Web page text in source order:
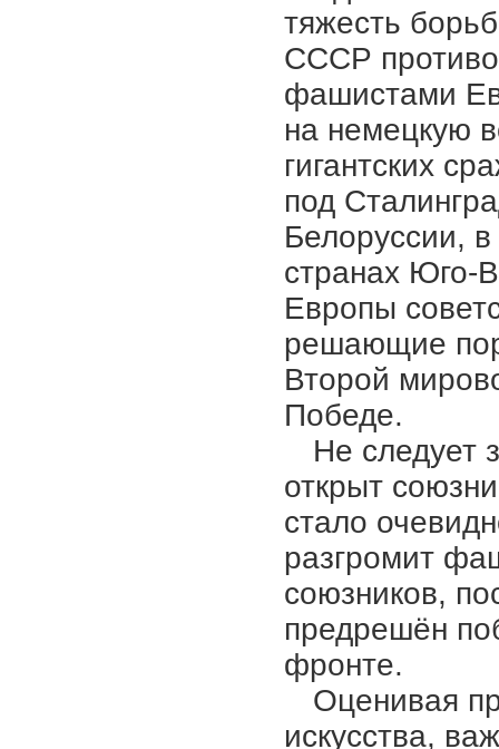
тяжесть
СССР
фашистами
на немецкую
гигантских
под
Белоруссии,
странах Юго-
Европы
решающие
Второй
Победе.
Не следует
открыт
стало
разгромит
союзников,
предрешён
фронте.
Оценивая
искусства,